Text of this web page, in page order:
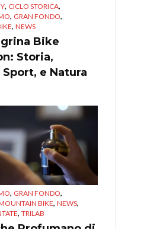
, CICLO STORICA,
, GRAN FONDO,
, NEWS
Bike
Storia,
Sport, e Natura
, GRAN FONDO,
BIKE, NEWS,
, TRILAB